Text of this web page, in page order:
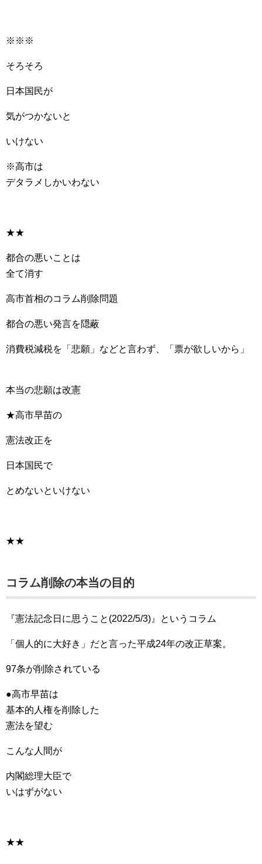
※※※
そろそろ
日本国民が
気がつかないと
いけない
※高市は
デタラメしかいわない
★★
都合の悪いことは
全て消す
高市首相のコラム削除問題
都合の悪い発言を隠蔽
​消費税減税を「悲願」などと言わず、「票が欲しいから」
本当の悲願は改憲
★高市早苗の
憲法改正を
日本国民で
とめないといけない
★★
コラム削除の本当の目的
『憲法記念日に思うこと(2022/5/3)』というコラム
「個人的に大好き」だと言った平成24年の改正草案。
97条が削除されている
●高市早苗は
基本的人権を削除した
憲法を望む
こんな人間が
内閣総理大臣で
いはずがない
★★